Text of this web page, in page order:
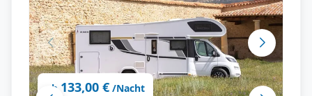
ab 133,00 € /Nacht